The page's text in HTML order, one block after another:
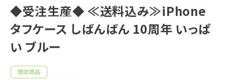
INFORMATION
お知らせ
ご利用ガイド
よくあるご質問
◆受注生産◆ ≪送料込み≫iPhone
タフケース しばんばん 10周年 いっぱ
い ブルー